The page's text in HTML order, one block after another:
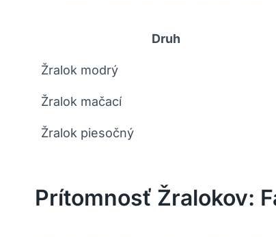
Druh
Žralok modrý
Žralok mačací
Žralok piesočný
Prítomnosť Žralokov: